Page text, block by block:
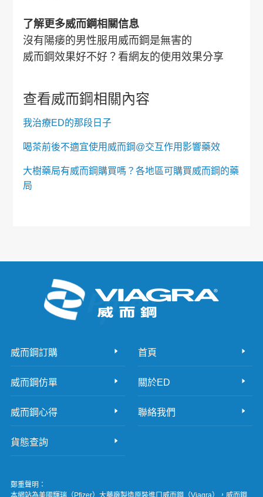
了解更多威而鋼相關信息
沒有陽痿的男性服用威而鋼是無害的
威而鋼效果好不好？看網友的使用效果分享
查看威而鋼相關內容
我治療ED的那段日子
喝茶前後不適宜使用威而鋼@交互作用影響藥效
大樹藥局有威而鋼購買嗎？各地區可購買威而鋼的藥
局
威而鋼訂購 首頁
威而鋼仿單 關於ED
威而鋼心得 聯絡我們
貨態查詢
鄭重聲明：
本網站為美國輝瑞（Pfizer）大藥廠製造原裝進口威而鋼（Viagra），威而鋼